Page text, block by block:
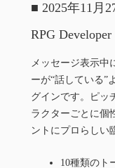
■ 2025年11月
RPG
メッセージ表示中
ーが“話している”
グインです。ピッ
ラクターごとに個
ントにプロらしい
10種類のト